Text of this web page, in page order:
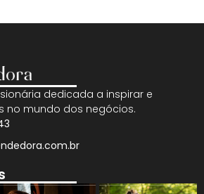
dedicada a inspirar e
no mundo dos negócios.